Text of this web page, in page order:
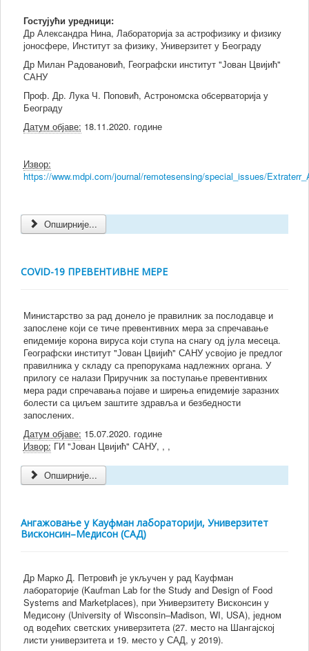
Гостујући уредници:
Др Александра Нина, Лабораторија за астрофизику и физику
јоносфере, Институт за физику, Универзитет у Београду
Др Милан Радовановић, Географски институт "Јован Цвијић"
САНУ
Проф. Др. Лука Ч. Поповић, Астрономска обсерваторија у
Београду
Датум објаве: 18.11.2020. године
Извор:
https://www.mdpi.com/journal/remotesensing/special_issues/
Опширније...
COVID-19 ПРЕВЕНТИВНЕ МЕРЕ
Министарство за рад донело је правилник за послодавце и
запослене који се тиче превентивних мера за спречавање
епидемије корона вируса који ступа на снагу од јула месеца.
Географски институт "Јован Цвијић" САНУ усвојио је предлог
правилника у складу са препорукама надлежних органа. У
прилогу се налази Приручник за поступање превентивних
мера ради спречавања појаве и ширења епидемије заразних
болести са циљем заштите здравља и безбедности
запослених.
Датум објаве: 15.07.2020. године
Извор: ГИ "Јован Цвијић" САНУ, , ,
Опширније...
Ангажовање у Кауфман лабораторији, Универзитет
Висконсин–Медисон (САД)
Др Марко Д. Петровић је укључен у рад Кауфман
лабораторије (Kaufman Lab for the Study and Design of Food
Systems and Marketplaces), при Универзитету Висконсин у
Медисону (University of Wisconsin–Madison, WI, USA), једном
од водећих светских универзитета (27. место на Шангајској
листи универзитета и 19. место у САД, у 2019).